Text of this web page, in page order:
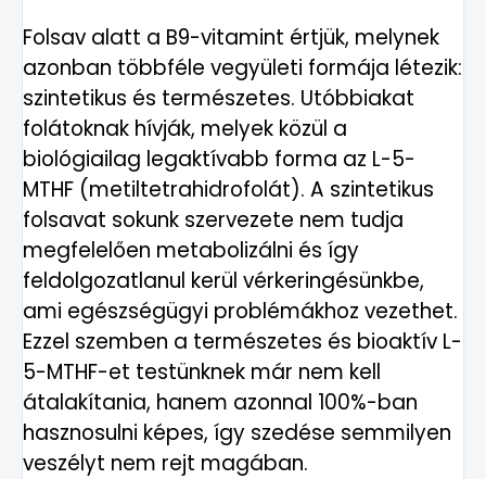
Folsav alatt a B9-vitamint értjük, melynek
azonban többféle vegyületi formája létezik:
szintetikus és természetes. Utóbbiakat
folátoknak hívják, melyek közül a
biológiailag legaktívabb forma az L-5-
MTHF (metiltetrahidrofolát). A szintetikus
folsavat sokunk szervezete nem tudja
megfelelően metabolizálni és így
feldolgozatlanul kerül vérkeringésünkbe,
ami egészségügyi problémákhoz vezethet.
Ezzel szemben a természetes és bioaktív L-
5-MTHF-et testünknek már nem kell
átalakítania, hanem azonnal 100%-ban
hasznosulni képes, így szedése semmilyen
veszélyt nem rejt magában.